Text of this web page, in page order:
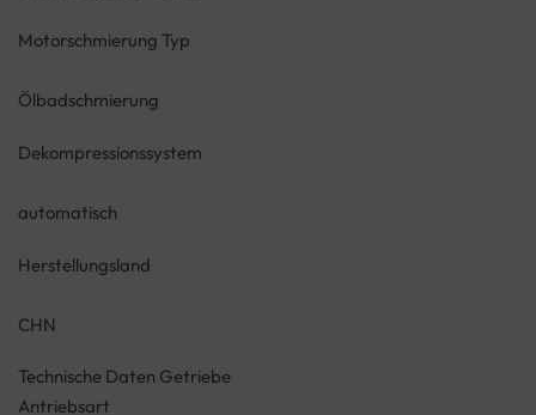
Motorschmierung Typ
Ölbadschmierung
Dekompressionssystem
automatisch
Herstellungsland
CHN
Technische Daten Getriebe
Antriebsart